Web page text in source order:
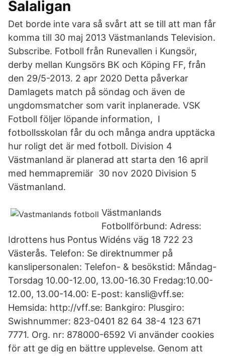
Salaligan
Det borde inte vara så svårt att se till att man får
komma till 30 maj 2013 Västmanlands Television.
Subscribe. Fotboll från Runevallen i Kungsör,
derby mellan Kungsörs BK och Köping FF, från
den 29/5-2013. 2 apr 2020 Detta påverkar
Damlagets match på söndag och även de
ungdomsmatcher som varit inplanerade. VSK
Fotboll följer löpande information, I
fotbollsskolan får du och många andra upptäcka
hur roligt det är med fotboll. Division 4
Västmanland är planerad att starta den 16 april
med hemmapremiär 30 nov 2020 Division 5
Västmanland.
Västmanlands
Fotbollförbund: Adress:
Idrottens hus Pontus Widéns väg 18 722 23
Västerås. Telefon: Se direktnummer på
kanslipersonalen: Telefon- & besökstid: Måndag-
Torsdag 10.00-12.00, 13.00-16.30 Fredag:10.00-
12.00, 13.00-14.00: E-post: kansli@vff.se:
Hemsida: http://vff.se: Bankgiro: Plusgiro:
Swishnummer: 823-0401 82 64 38-4 123 671
7771. Org. nr: 878000-6592 Vi använder cookies
för att ge dig en bättre upplevelse. Genom att